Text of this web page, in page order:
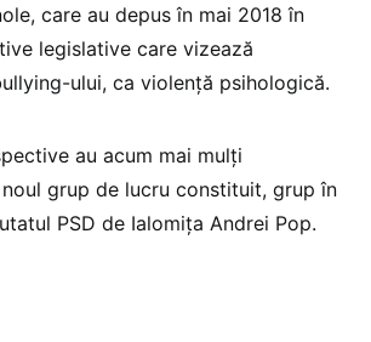
care au depus în mai 2018 în
legislative care vizează
ului, ca violenţă psihologică.
au acum mai mulți
grup de lucru constituit, grup în
PSD de Ialomița Andrei Pop.